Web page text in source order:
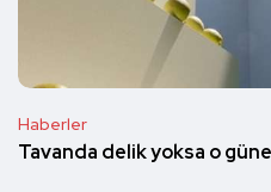
Haberler
Tavanda delik yoksa o